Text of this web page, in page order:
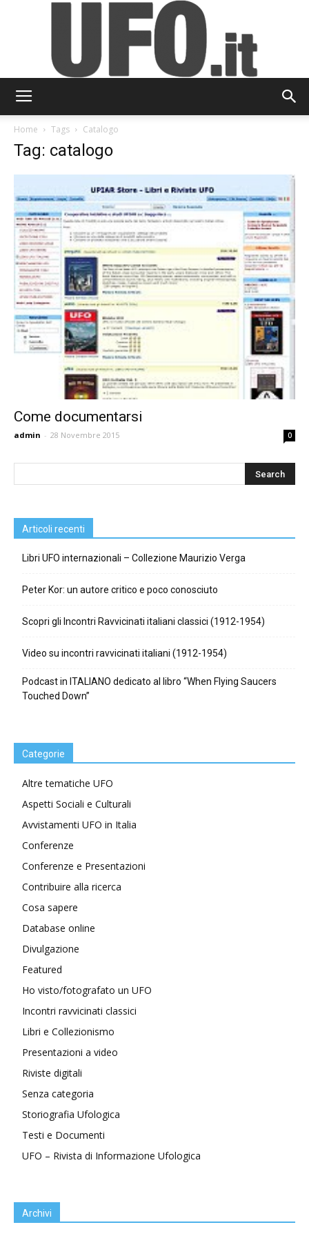
Home Tags Catalogo
Tag: catalogo
Come documentarsi
admin - 28 Novembre 2015 0
Articoli recenti
Libri UFO internazionali – Collezione Maurizio Verga
Peter Kor: un autore critico e poco conosciuto
Scopri gli Incontri Ravvicinati italiani classici (1912-1954)
Video su incontri ravvicinati italiani (1912-1954)
Podcast in ITALIANO dedicato al libro “When Flying Saucers
Touched Down”
Categorie
Altre tematiche UFO
Aspetti Sociali e Culturali
Avvistamenti UFO in Italia
Conferenze
Conferenze e Presentazioni
Contribuire alla ricerca
Cosa sapere
Database online
Divulgazione
Featured
Ho visto/fotografato un UFO
Incontri ravvicinati classici
Libri e Collezionismo
Presentazioni a video
Riviste digitali
Senza categoria
Storiografia Ufologica
Testi e Documenti
UFO – Rivista di Informazione Ufologica
Archivi